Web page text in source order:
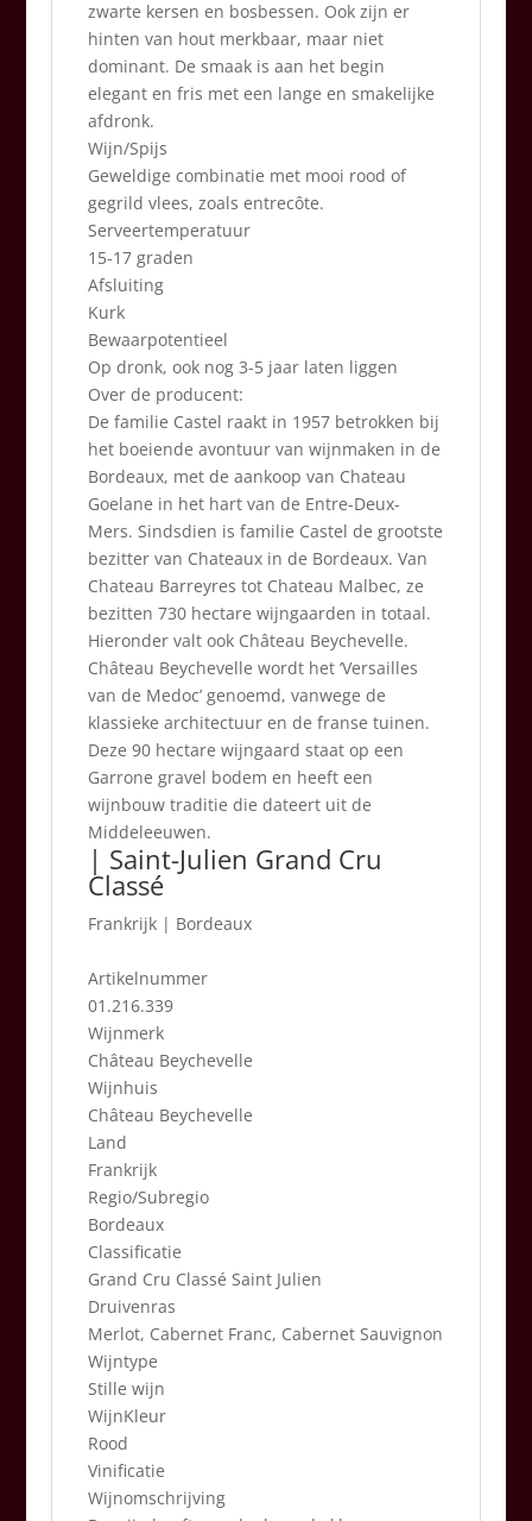
zwarte kersen en bosbessen. Ook zijn er
hinten van hout merkbaar, maar niet
dominant. De smaak is aan het begin
elegant en fris met een lange en smakelijke
afdronk.
Wijn/Spijs
Geweldige combinatie met mooi rood of
gegrild vlees, zoals entrecôte.
Serveertemperatuur
15-17 graden
Afsluiting
Kurk
Bewaarpotentieel
Op dronk, ook nog 3-5 jaar laten liggen
Over de producent:
De familie Castel raakt in 1957 betrokken bij
het boeiende avontuur van wijnmaken in de
Bordeaux, met de aankoop van Chateau
Goelane in het hart van de Entre-Deux-
Mers. Sindsdien is familie Castel de grootste
bezitter van Chateaux in de Bordeaux. Van
Chateau Barreyres tot Chateau Malbec, ze
bezitten 730 hectare wijngaarden in totaal.
Hieronder valt ook Château Beychevelle.
Château Beychevelle wordt het ‘Versailles
van de Medoc’ genoemd, vanwege de
klassieke architectuur en de franse tuinen.
Deze 90 hectare wijngaard staat op een
Garrone gravel bodem en heeft een
wijnbouw traditie die dateert uit de
Middeleeuwen.
| Saint-Julien Grand Cru
Classé
Frankrijk| Bordeaux
Artikelnummer
01.216.339
Wijnmerk
Château Beychevelle
Wijnhuis
Château Beychevelle
Land
Frankrijk
Regio/Subregio
Bordeaux
Classificatie
Grand Cru Classé Saint Julien
Druivenras
Merlot, Cabernet Franc, Cabernet Sauvignon
Wijntype
Stille wijn
WijnKleur
Rood
Vinificatie
Wijnomschrijving